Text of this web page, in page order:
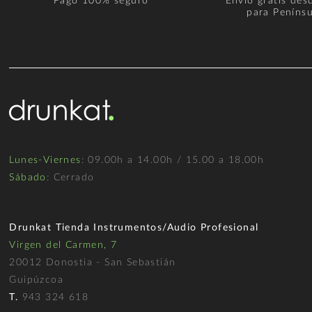
para
Lunes-Viernes : 09.00h a 14.00h / 15.00 a 18.00h
Sábado : Cerrado
Drunkat Tienda Instrumentos/Audio Profesional
Virgen del Carmen, 7
20012 Donostia - San Sebastián
Guipúzcoa
T. 943 324 618